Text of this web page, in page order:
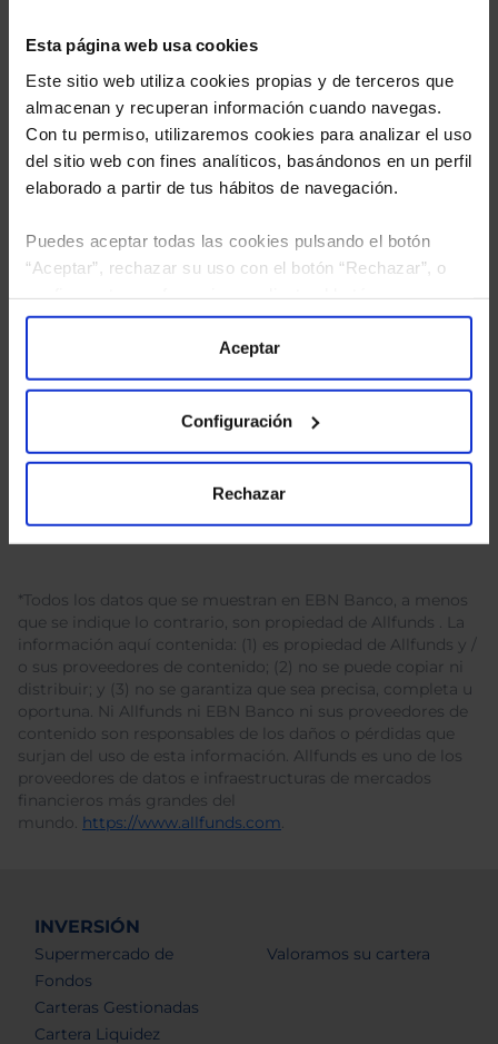
Esta página web usa cookies
Este sitio web utiliza cookies propias y de terceros que
almacenan y recuperan información cuando navegas.
Con tu permiso, utilizaremos cookies para analizar el uso
del sitio web con fines analíticos, basándonos en un perfil
elaborado a partir de tus hábitos de navegación.
Puedes aceptar todas las cookies pulsando el botón
“Aceptar”, rechazar su uso con el botón “Rechazar”, o
“Configuración”. Consulta nuestraPolítica
para más información.
Aceptar
Configuración
Rechazar
tratamiento de mis datos personales.
*Todos los datos que se muestran en EBN Banco, a menos
que se indique lo contrario, son propiedad de Allfunds . La
información aquí contenida: (1) es propiedad de Allfunds y /
o sus proveedores de contenido; (2) no se puede copiar ni
distribuir; y (3) no se garantiza que sea precisa, completa u
oportuna. Ni Allfunds ni EBN Banco ni sus proveedores de
contenido son responsables de los daños o pérdidas que
surjan del uso de esta información. Allfunds es uno de los
proveedores de datos e infraestructuras de mercados
financieros más grandes del
mundo. https://www.allfunds.com.
INVERSIÓN
Supermercado de
Fondos
Carteras Gestionadas
Cartera Liquidez
Valoramos su cartera